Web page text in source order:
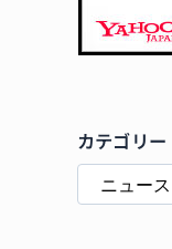
カテゴリー